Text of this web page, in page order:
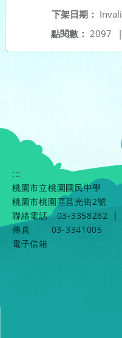
下架日期：
點閱數： 2097 |
:::
桃園市立桃園國民中學
桃園市桃園區莒光街2號
聯絡電話
03-3358282
|
傳真
03-3341005
電子信箱